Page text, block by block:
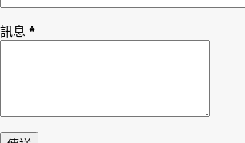
訊息 *